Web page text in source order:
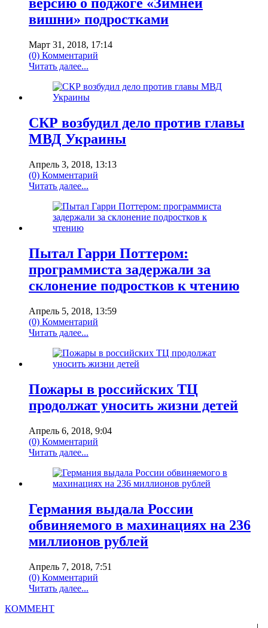
версию о поджоге «Зимней
вишни» подростками
Март 31, 2018, 17:14
(0) Комментарий
Читать далее...
СКР возбудил дело против главы
МВД Украины‍
Апрель 3, 2018, 13:13
(0) Комментарий
Читать далее...
Пытал Гарри Поттером:
программиста задержали за
склонение подростков к чтению
Апрель 5, 2018, 13:59
(0) Комментарий
Читать далее...
Пожары в российских ТЦ
продолжат уносить жизни детей
Апрель 6, 2018, 9:04
(0) Комментарий
Читать далее...
Германия выдала России
обвиняемого в махинациях на 236
миллионов рублей
Апрель 7, 2018, 7:51
(0) Комментарий
Читать далее...
КОММЕНТ